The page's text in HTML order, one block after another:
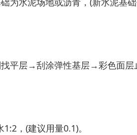
平层→刮涂弹性基层→彩色面
，(建议用量0.1)。